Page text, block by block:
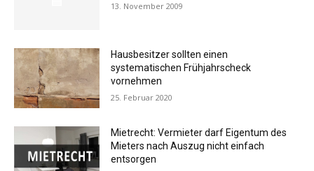
13. November 2009
Hausbesitzer sollten einen
systematischen Frühjahrscheck
vornehmen
25. Februar 2020
Mietrecht: Vermieter darf Eigentum des
Mieters nach Auszug nicht einfach
entsorgen